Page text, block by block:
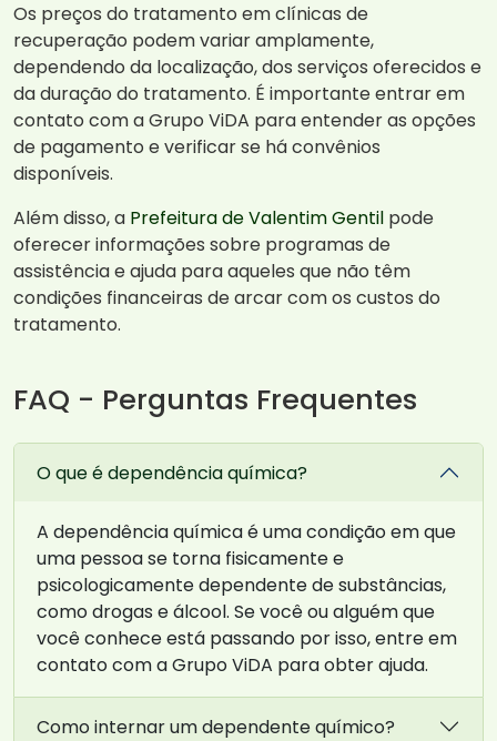
Os preços do tratamento em clínicas de
recuperação podem variar amplamente,
dependendo da localização, dos serviços oferecidos e
da duração do tratamento. É importante entrar em
contato com a Grupo ViDA para entender as opções
de pagamento e verificar se há convênios
disponíveis.
Além disso, a Prefeitura de Valentim Gentil pode
oferecer informações sobre programas de
assistência e ajuda para aqueles que não têm
condições financeiras de arcar com os custos do
tratamento.
FAQ - Perguntas Frequentes
O que é dependência química?
A dependência química é uma condição em que
uma pessoa se torna fisicamente e
psicologicamente dependente de substâncias,
como drogas e álcool. Se você ou alguém que
você conhece está passando por isso, entre em
contato com a Grupo ViDA para obter ajuda.
Como internar um dependente químico?